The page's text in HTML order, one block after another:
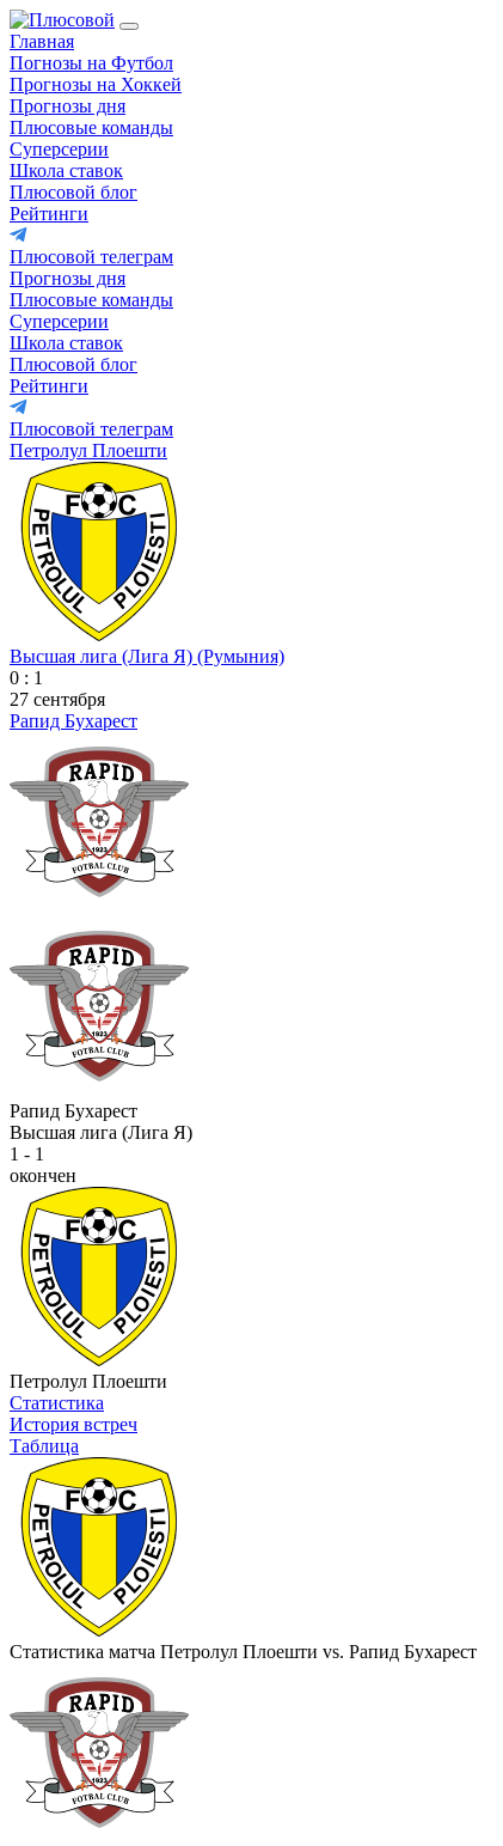
Главная
Погнозы на Футбол
Прогнозы на Хоккей
Прогнозы дня
Плюсовые команды
Суперсерии
Школа ставок
Плюсовой блог
Рейтинги
Плюсовой телеграм
Прогнозы дня
Плюсовые команды
Суперсерии
Школа ставок
Плюсовой блог
Рейтинги
Плюсовой телеграм
Петролул Плоешти
Высшая лига (Лига Я) (Румыния)
0 : 1
27 сентября
Рапид Бухарест
Рапид Бухарест
Высшая лига (Лига Я)
1 - 1
окончен
Петролул Плоешти
Статистика
История встреч
Таблица
Статистика матча Петролул Плоешти vs. Рапид Бухарест